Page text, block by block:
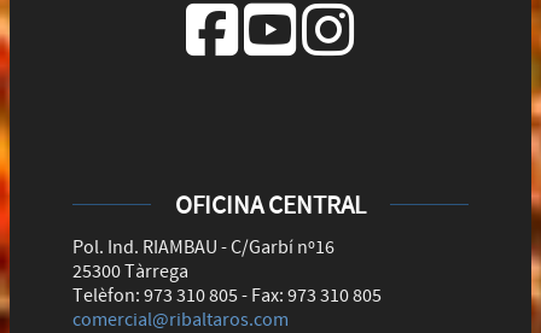
OFICINA CENTRAL
Pol. Ind. RIAMBAU - C/Garbí nº16
25300 Tàrrega
Telèfon: 973 310 805 - Fax: 973 310 805
comercial@ribaltaros.com